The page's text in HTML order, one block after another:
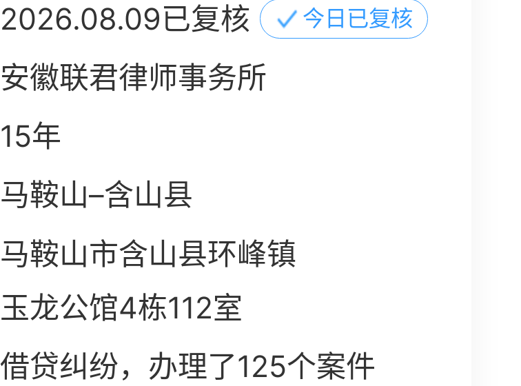
2026.08.09已复核 今日已复核
安徽联君律师事务所
15年
马鞍山–含山县
马鞍山市含山县环峰镇
玉龙公馆4栋112室
借贷纠纷，办理了125个案件